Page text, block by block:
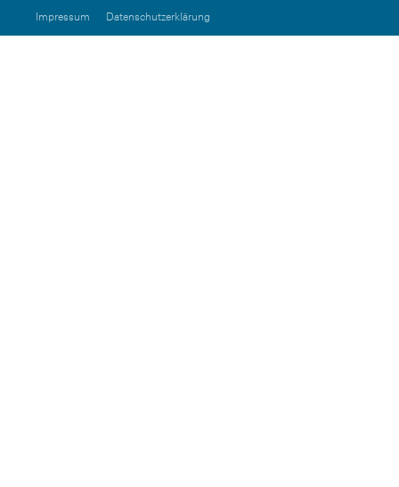
Impressum
Datenschutzerklärung